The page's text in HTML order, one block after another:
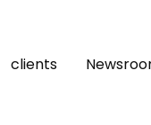
clients